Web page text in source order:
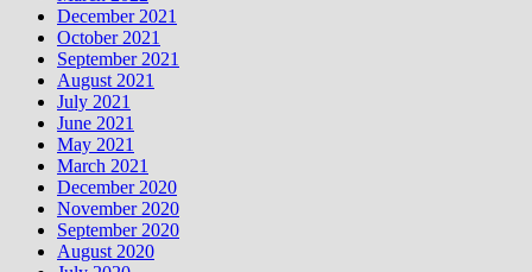
December 2021
October 2021
September 2021
August 2021
July 2021
June 2021
May 2021
March 2021
December 2020
November 2020
September 2020
August 2020